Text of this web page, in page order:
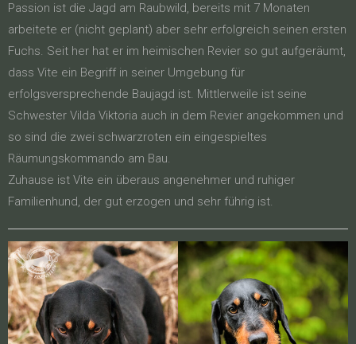
Passion ist die Jagd am Raubwild, bereits mit 7 Monaten
arbeitete er (nicht geplant) aber sehr erfolgreich seinen ersten
Fuchs. Seit her hat er im heimischen Revier so gut aufgeräumt,
dass Vite ein Begriff in seiner Umgebung für
erfolgsversprechende Baujagd ist. Mittlerweile ist seine
Schwester Vilda Viktoria auch in dem Revier angekommen und
so sind die zwei schwarzroten ein eingespieltes
Räumungskommando am Bau.
Zuhause ist Vite ein überaus angenehmer und ruhiger
Familienhund, der gut erzogen und sehr führig ist.